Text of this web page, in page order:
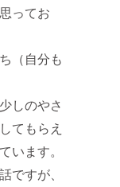
ってお
（自分も
しのやさ
てもらえ
います。
ですが、